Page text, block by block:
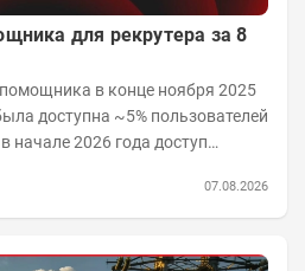
для рекрутера за 8
доступна ~5% пользователей
начале 2026 года доступ
07.08.2026